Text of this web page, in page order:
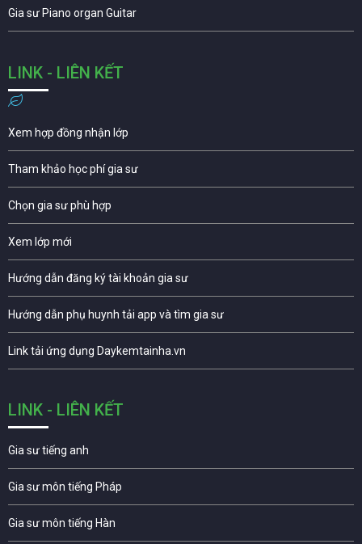
Gia sư Piano organ Guitar
LINK - LIÊN KẾT
Xem hợp đồng nhận lớp
Tham khảo học phí gia sư
Chọn gia sư phù hợp
Xem lớp mới
Hướng dẫn đăng ký tài khoản gia sư
Hướng dẫn phụ huynh tải app và tìm gia sư
Link tải ứng dụng Daykemtainha.vn
LINK - LIÊN KẾT
Gia sư tiếng anh
Gia sư môn tiếng Pháp
Gia sư môn tiếng Hàn